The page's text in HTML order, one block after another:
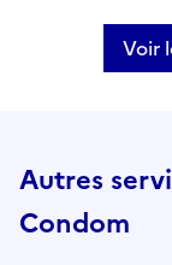
Voir
Autres
Condom